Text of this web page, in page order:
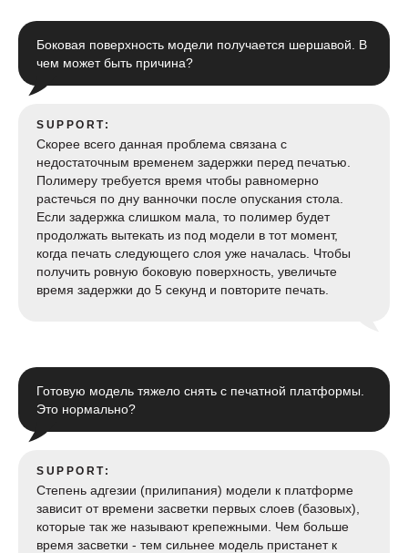
Боковая поверхность модели получается шершавой. В
чем может быть причина?
SUPPORT:
Скорее всего данная проблема связана с
недостаточным временем задержки перед печатью.
Полимеру требуется время чтобы равномерно
растечься по дну ванночки после опускания стола.
Если задержка слишком мала, то полимер будет
продолжать вытекать из под модели в тот момент,
когда печать следующего слоя уже началась. Чтобы
получить ровную боковую поверхность, увеличьте
время задержки до 5 секунд и повторите печать.
Готовую модель тяжело снять с печатной платформы.
Это нормально?
SUPPORT:
Степень адгезии (прилипания) модели к платформе
зависит от времени засветки первых слоев (базовых),
которые так же называют крепежными. Чем больше
время засветки - тем сильнее модель пристанет к